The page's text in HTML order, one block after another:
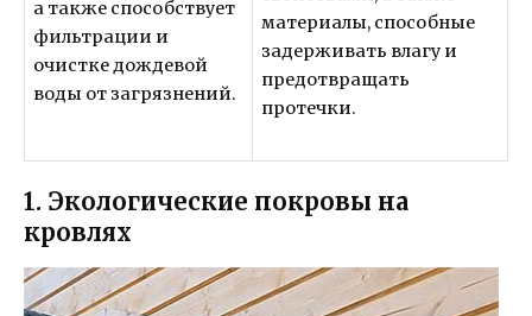
а также способствует
фильтрации и
очистке дождевой
воды от загрязнений.
материалы, способные
задерживать влагу и
предотвращать
протечки.
1. Экологические покровы на
кровлях